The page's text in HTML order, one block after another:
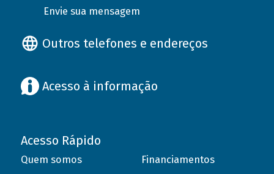
Envie sua mensagem
Outros telefones e endereços
Acesso à informação
Acesso Rápido
Quem somos
Financiamentos